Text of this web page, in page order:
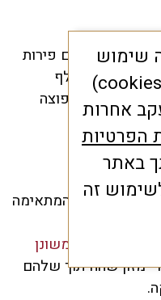
לעבד בידיים פירות
הרבה כדי לקלף
זוהי גם סכין נפוצה
חלקים:
להב חלק
המתאימה
או ריבה
בעלת להב משונן
מזון שהחיתוך שלהם
שימוש
בקבצי עוגיות (cookies)
אחרות
הפרטיות
באתר
זה